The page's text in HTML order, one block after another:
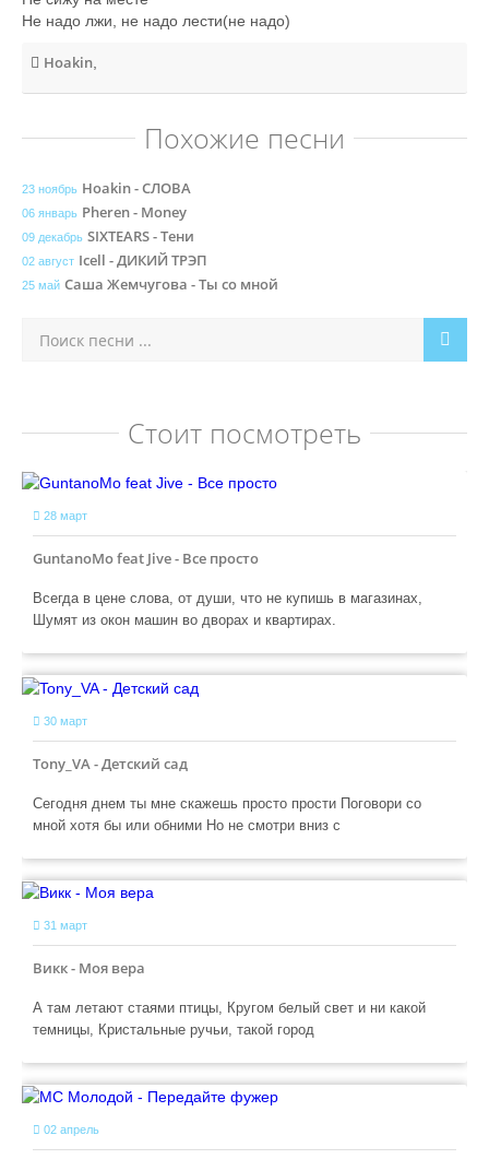
Не надо лжи, не надо лести(не надо)
Hoakin
Похожие песни
23 ноябрь Hoakin - СЛОВА
06 январь Pheren - Money
09 декабрь SIXTEARS - Тени
02 август Icell - ДИКИЙ ТРЭП
25 май Саша Жемчугова - Ты со мной
Стоит посмотреть
28 март
GuntanoMo feat Jive - Все просто
Всегда в цене слова, от души, что не купишь в магазинах,
Шумят из окон машин во дворах и квартирах.
30 март
Tony_VA - Детский сад
Сегодня днем ты мне скажешь просто прости Поговори со
мной хотя бы или обними Но не смотри вниз с
31 март
Викк - Моя вера
А там летают стаями птицы, Кругом белый свет и ни какой
темницы, Кристальные ручьи, такой город
02 апрель